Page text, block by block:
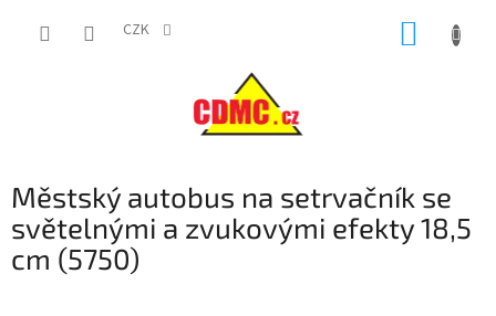
CZK
Městský autobus na setrvačník se
světelnými a zvukovými efekty 18,5
cm (5750)